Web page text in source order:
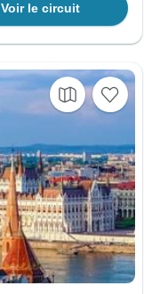
Voir le circuit